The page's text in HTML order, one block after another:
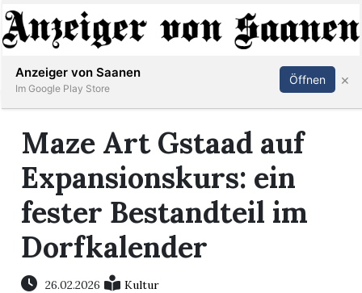
Abonnieren Anmelden
Maze Art Gstaad auf
Expansionskurs: ein
fester Bestandteil im
Dorfkalender
26.02.2026 Kultur
Anzeiger von Saanen
Im Google Play Store
Öffnen ×